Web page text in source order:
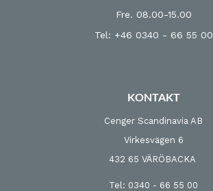
Fre. 08.00-15.00
Tel: +46 0340 - 66 55 00
KONTAKT
Cenger Scandinavia AB
Virkesvägen 6
432 65 VÄRÖBACKA
Tel: 0340 - 66 55 00